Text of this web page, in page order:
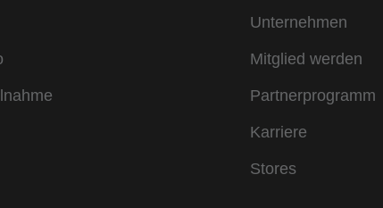
Unternehmen
Mitglied werden
Partnerprogramm
Karriere
Stores